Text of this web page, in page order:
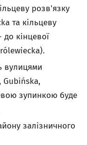
розв'язку
та кільцеву
кінцевої
вулицями
Gubińska,
зупинкою буде
залізничного